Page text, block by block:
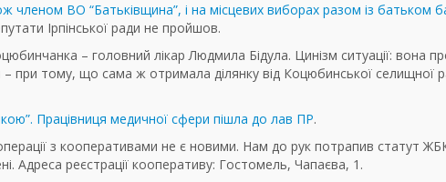
членом ВО “Батьківщина”, і на місцевих виборах разом із батьком
Ірпінської ради не пройшов.
– головний лікар Людмила Бідула. Цинізм ситуації: вона
– при тому, що сама ж отримала ділянку від Коцюбинської селищної
Працівниця медичної сфери пішла до лав ПР.
з кооперативами не є новими. Нам до рук потрапив статут
Адреса реєстрації кооперативу: Гостомель, Чапаєва, 1.